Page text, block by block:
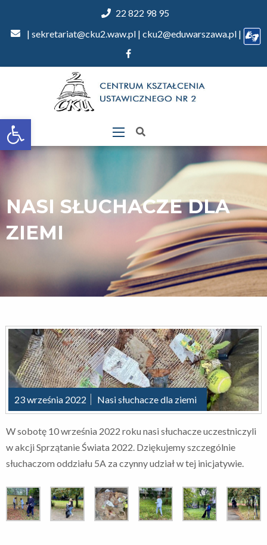
Otwórz
pasek
narzędzi
22 822 98 95
| sekretariat@cku2.waw.pl | cku2@eduwarszawa.pl |
NASI SŁUCHACZE DLA
ZIEMI
23 września 2022 Nasi słuchacze dla ziemi
W sobotę 10 września 2022 roku nasi słuchacze uczestniczyli
w akcji Sprzątanie Świata 2022. Dziękujemy szczególnie
słuchaczom oddziału 5A za czynny udział w tej inicjatywie.